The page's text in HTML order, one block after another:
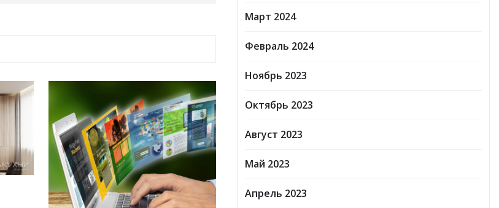
Март 2024
Февраль 2024
Ноябрь 2023
Октябрь 2023
Август 2023
Май 2023
Апрель 2023